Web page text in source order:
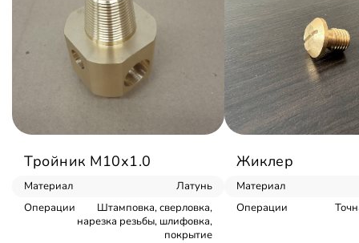
Тройник М10х1.0
Материал
Латунь
Операции
Штамповка, сверловка,
нарезка резьбы, шлифовка,
покрытие
Жиклер
Материал
Операции